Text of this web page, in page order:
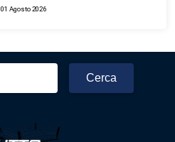
01 Agosto 2026